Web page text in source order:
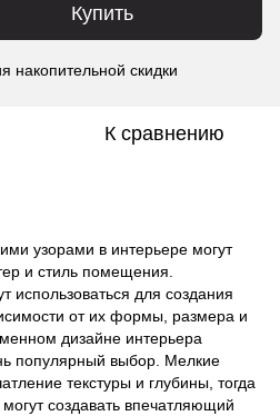
Купить
накопительной скидки
К сравнению
узорами в интерьере могут
и стиль помещения.
использоваться для создания
от их формы, размера и
дизайне интерьера
популярный выбор. Мелкие
текстуры и глубины, тогда
создавать впечатляющий